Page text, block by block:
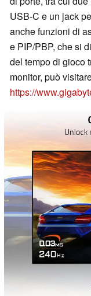
USB-C e un jack
anche funzioni di
e PIP/PBP, che si
del tempo di gioco
monitor, può
https://